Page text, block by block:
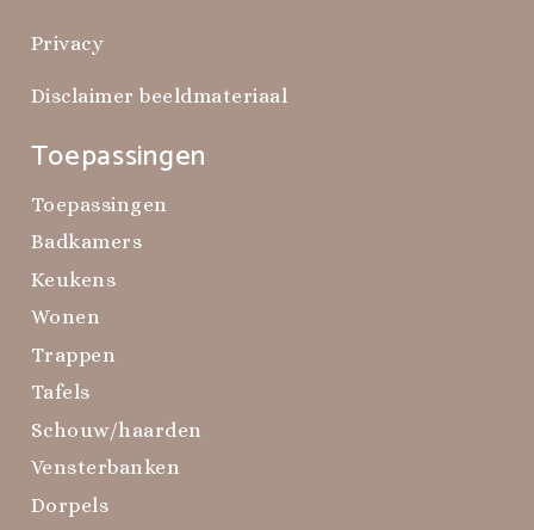
Privacy
Disclaimer beeldmateriaal
Toepassingen
Toepassingen
Badkamers
Keukens
Wonen
Trappen
Tafels
Schouw/haarden
Vensterbanken
Dorpels